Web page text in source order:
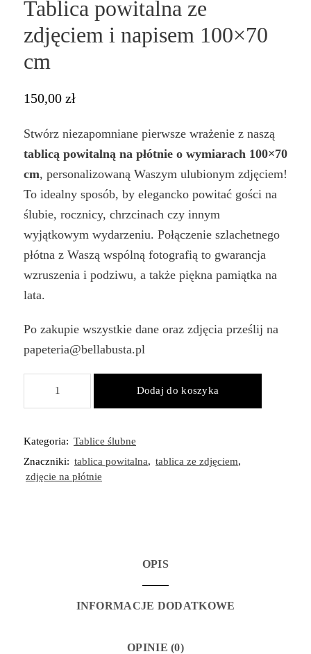
Tablica powitalna ze
zdjęciem i napisem 100×70
cm
150,00 zł
Stwórz niezapomniane pierwsze wrażenie z naszą
tablicą powitalną na płótnie o wymiarach 100×70
cm, personalizowaną Waszym ulubionym zdjęciem!
To idealny sposób, by elegancko powitać gości na
ślubie, rocznicy, chrzcinach czy innym
wyjątkowym wydarzeniu. Połączenie szlachetnego
płótna z Waszą wspólną fotografią to gwarancja
wzruszenia i podziwu, a także piękna pamiątka na
lata.
Po zakupie wszystkie dane oraz zdjęcia prześlij na
papeteria@bellabusta.pl
zdjęciem
i
napisem
Dodaj do koszyka
Kategoria: Tablice ślubne
Znaczniki: tablica powitalna, tablica ze zdjęciem,
zdjęcie na płótnie
OPIS
INFORMACJE DODATKOWE
OPINIE (0)